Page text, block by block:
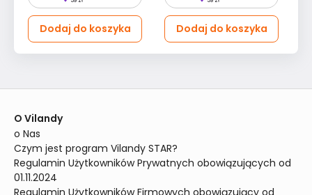
Dodaj do koszyka Dodaj do koszyka
O Vilandy
o Nas
Czym jest program Vilandy STAR?
Regulamin Użytkowników Prywatnych obowiązujących od
01.11.2024
Regulamin Użytkowników Firmowych obowiązujący od